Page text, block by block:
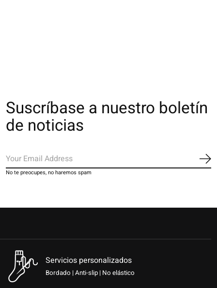
Suscríbase a nuestro boletín
de noticias
No te preocupes, no haremos spam
Servicios personalizados
Bordado | Anti-slip | No elástico